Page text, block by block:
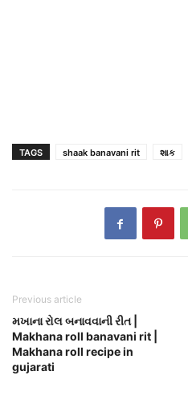
TAGS shaak banavani rit શાક
Previous article
મખાના રોલ બનાવવાની રીત |
Makhana roll banavani rit |
Makhana roll recipe in
gujarati